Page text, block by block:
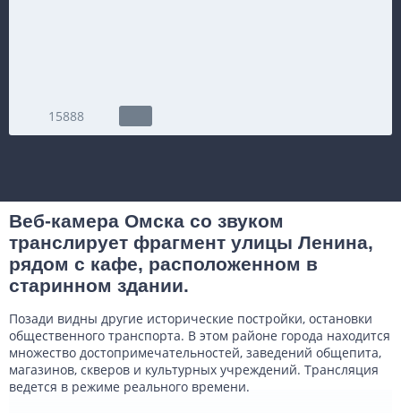
15888
Веб-камера Омска со звуком
транслирует фрагмент улицы Ленина,
рядом с кафе, расположенном в
старинном здании.
Позади видны другие исторические постройки, остановки
общественного транспорта. В этом районе города находится
множество достопримечательностей, заведений общепита,
магазинов, скверов и культурных учреждений. Трансляция
ведется в режиме реального времени.